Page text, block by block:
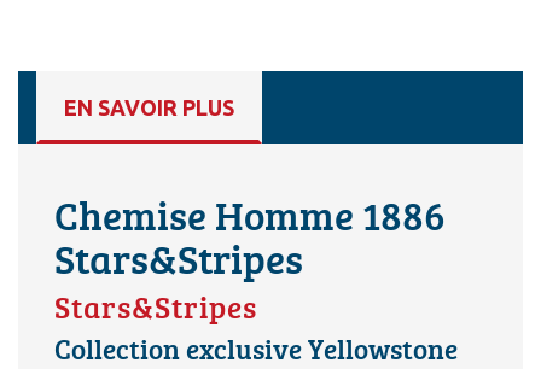
EN SAVOIR PLUS
Chemise Homme 1886
Stars&Stripes
Stars&Stripes
Collection exclusive Yellowstone